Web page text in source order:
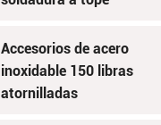
Accesorios de acero
inoxidable 150 libras
atornilladas